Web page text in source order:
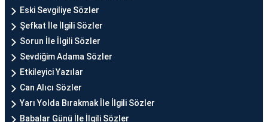
Eski Sevgiliye Sözler
Şefkat İle İlgili Sözler
Sorun İle İlgili Sözler
Sevdiğim Adama Sözler
Etkileyici Yazılar
Can Alıcı Sözler
Yarı Yolda Bırakmak İle İlgili Sözler
Babalar Günü İle İlgili Sözler